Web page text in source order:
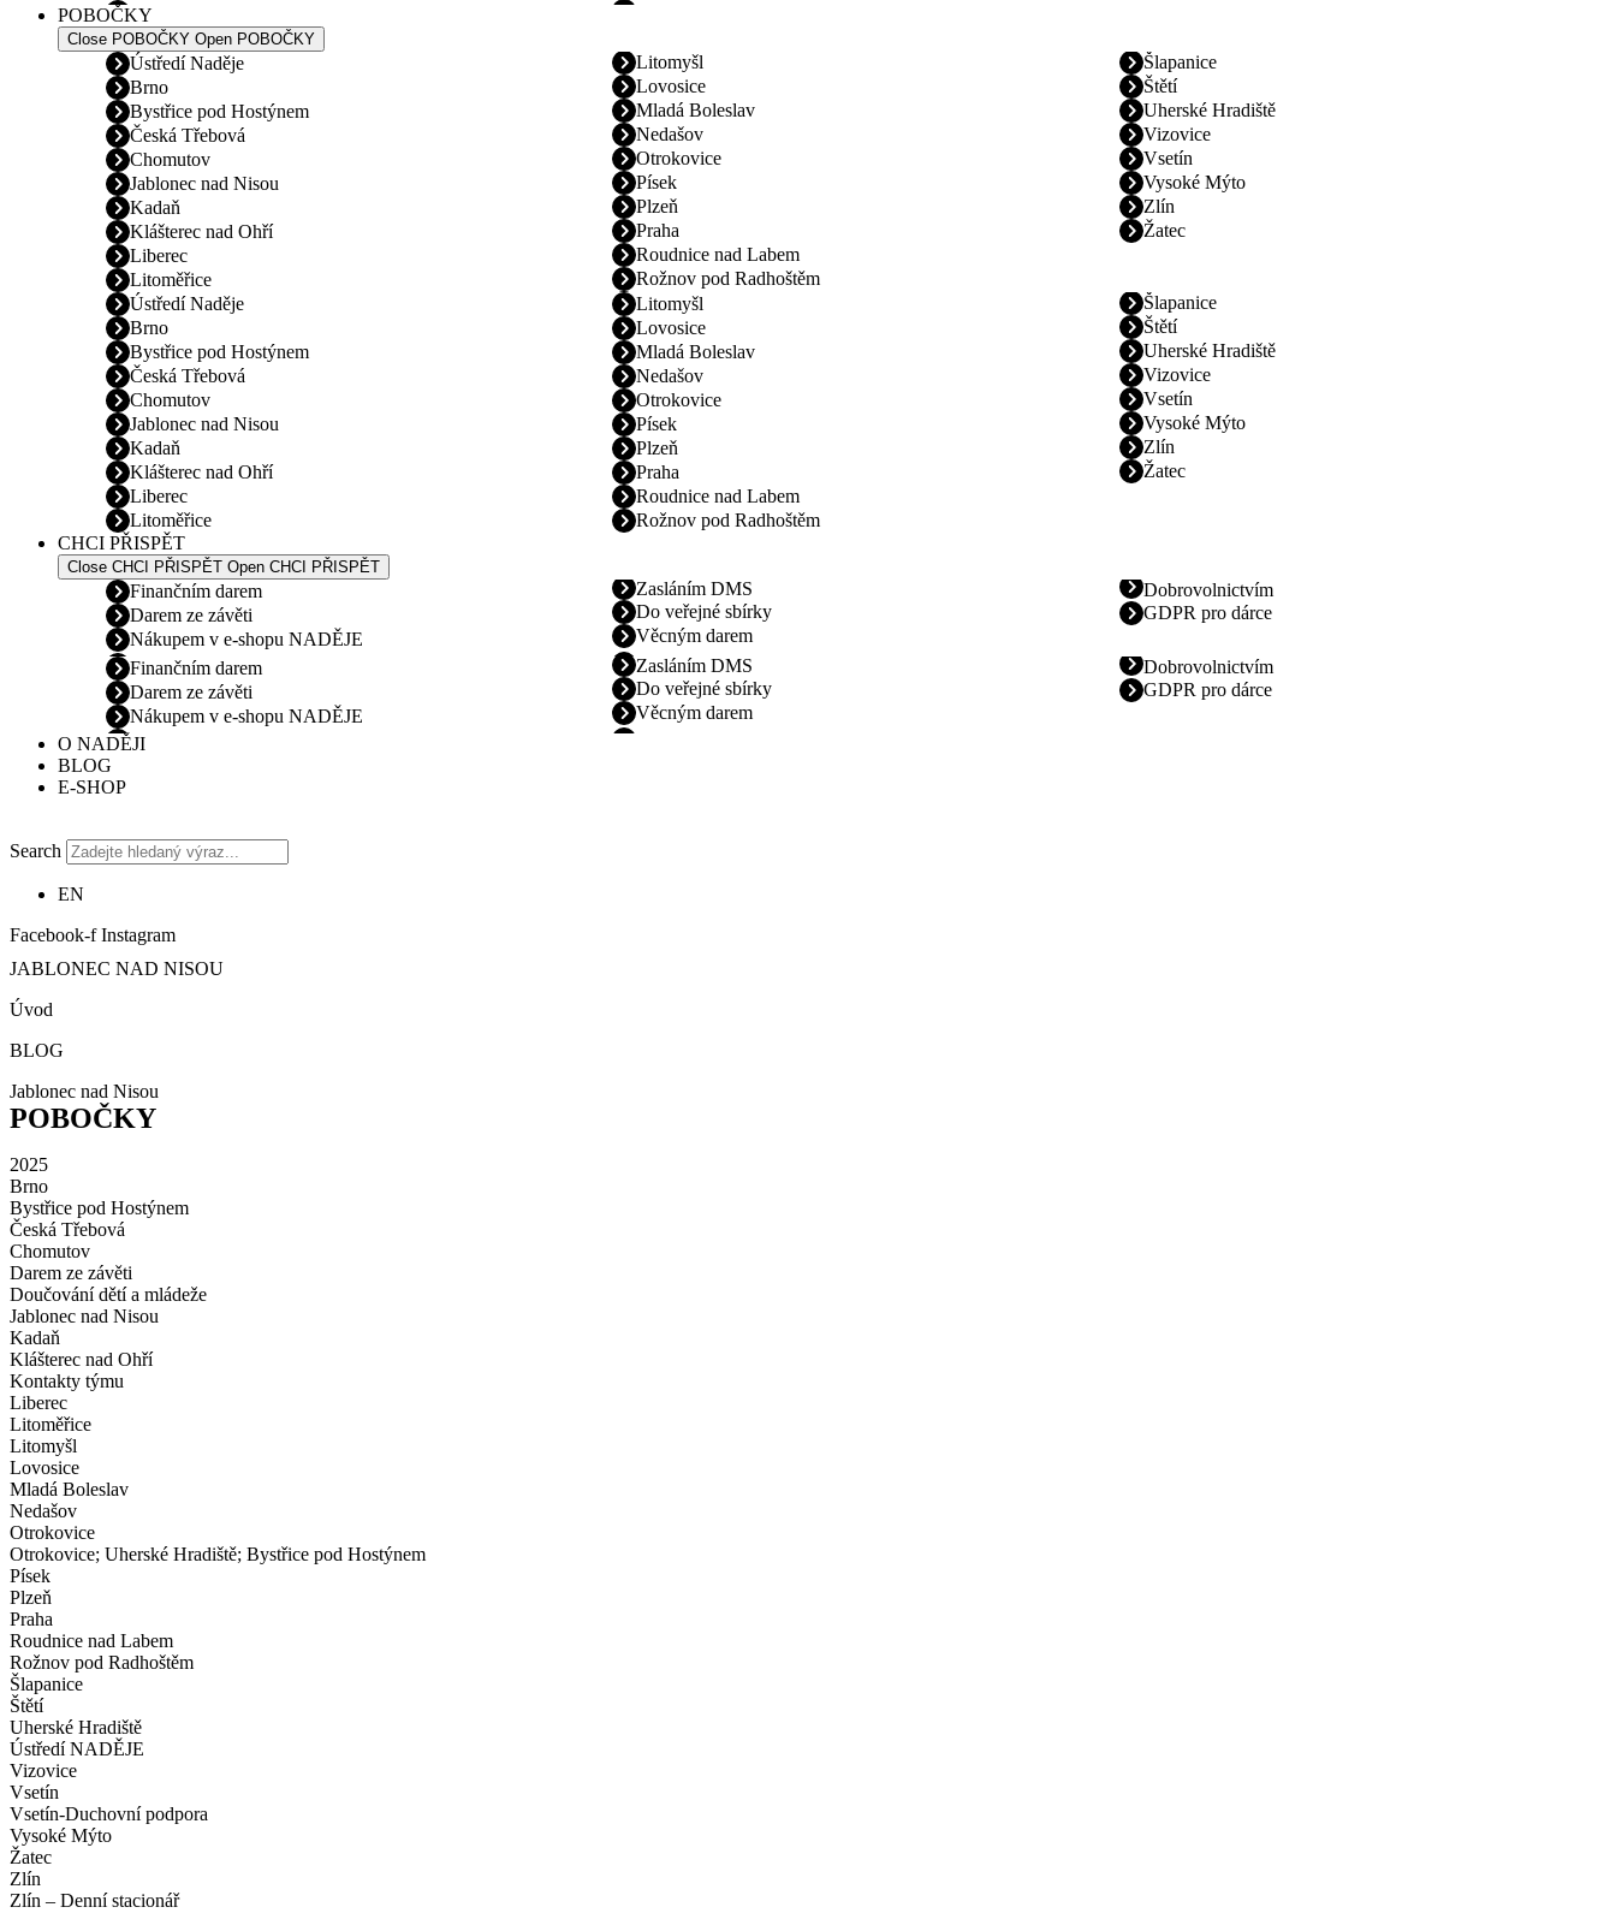
POBOČKY
Close POBOČKY Open POBOČKY
Ústředí Naděje
Brno
Bystřice pod Hostýnem
Česká Třebová
Chomutov
Jablonec nad Nisou
Kadaň
Klášterec nad Ohří
Liberec
Litoměřice
Litomyšl
Lovosice
Mladá Boleslav
Nedašov
Otrokovice
Písek
Plzeň
Praha
Roudnice nad Labem
Rožnov pod Radhoštěm
Šlapanice
Štětí
Uherské Hradiště
Vizovice
Vsetín
Vysoké Mýto
Zlín
Žatec
Ústředí Naděje
Brno
Bystřice pod Hostýnem
Česká Třebová
Chomutov
Jablonec nad Nisou
Kadaň
Klášterec nad Ohří
Liberec
Litoměřice
Litomyšl
Lovosice
Mladá Boleslav
Nedašov
Otrokovice
Písek
Plzeň
Praha
Roudnice nad Labem
Rožnov pod Radhoštěm
Šlapanice
Štětí
Uherské Hradiště
Vizovice
Vsetín
Vysoké Mýto
Zlín
Žatec
CHCI PŘISPĚT
Close CHCI PŘISPĚT Open CHCI PŘISPĚT
Finančním darem
Darem ze závěti
Nákupem v e-shopu NADĚJE
Zasláním DMS
Do veřejné sbírky
Věcným darem
Dobrovolnictvím
GDPR pro dárce
Finančním darem
Darem ze závěti
Nákupem v e-shopu NADĚJE
Zasláním DMS
Do veřejné sbírky
Věcným darem
Dobrovolnictvím
GDPR pro dárce
O NADĚJI
BLOG
E-SHOP
Search
EN
Facebook-f Instagram
JABLONEC NAD NISOU
Úvod
BLOG
Jablonec nad Nisou
POBOČKY
2025
Brno
Bystřice pod Hostýnem
Česká Třebová
Chomutov
Darem ze závěti
Doučování dětí a mládeže
Jablonec nad Nisou
Kadaň
Klášterec nad Ohří
Kontakty týmu
Liberec
Litoměřice
Litomyšl
Lovosice
Mladá Boleslav
Nedašov
Otrokovice
Otrokovice; Uherské Hradiště; Bystřice pod Hostýnem
Písek
Plzeň
Praha
Roudnice nad Labem
Rožnov pod Radhoštěm
Šlapanice
Štětí
Uherské Hradiště
Ústředí NADĚJE
Vizovice
Vsetín
Vsetín-Duchovní podpora
Vysoké Mýto
Žatec
Zlín
Zlín – Denní stacionář